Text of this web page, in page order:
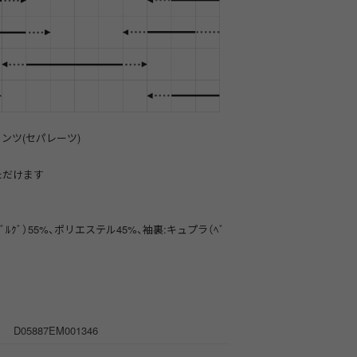
ンツ(セパレーツ)
けます
ｸﾞ）55%、ポリエステル45%、袖裏:キュプラ（ﾍﾞ
D05887EM001346